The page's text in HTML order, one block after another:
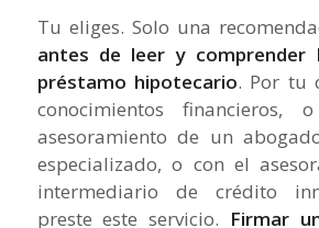
Tu eliges. Solo una
antes de leer y comprender
préstamo hipotecario. Por tu
conocimientos
asesoramiento de un
especializado, o con el
intermediario de crédito
preste este servicio. Firmar